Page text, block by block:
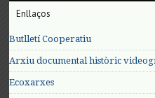
Enllaços
Butlletí Cooperatiu
Arxiu documental històric
Ecoxarxes